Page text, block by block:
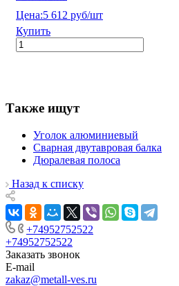
Цена:5 612 руб/шт
Купить
Также ищут
Уголок алюминиевый
Сварная двутавровая балка
Дюралевая полоса
Назад к списку
+74952752522
+74952752522
Заказать звонок
E-mail
zakaz@metall-ves.ru